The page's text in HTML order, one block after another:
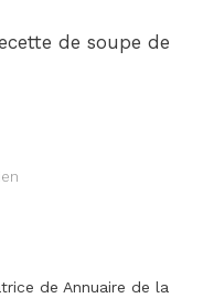
de soupe de
de Annuaire de la